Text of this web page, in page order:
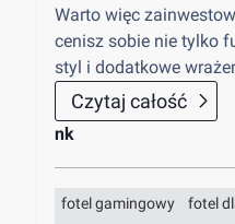
Warto więc
cenisz sobie nie tylko
styl i dodatkowe
Czytaj całość
nk
fotel gamingowy
fotel